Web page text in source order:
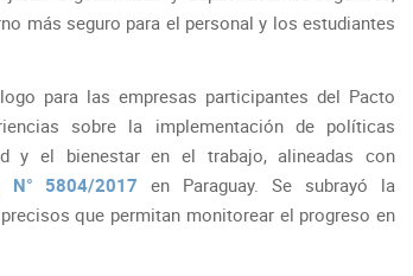
más seguro para el personal y los estudiantes
para las empresas participantes del Pacto
sobre la implementación de políticas
y el bienestar en el trabajo, alineadas con
N° 5804/2017 en Paraguay. Se subrayó la
que permitan monitorear el progreso en